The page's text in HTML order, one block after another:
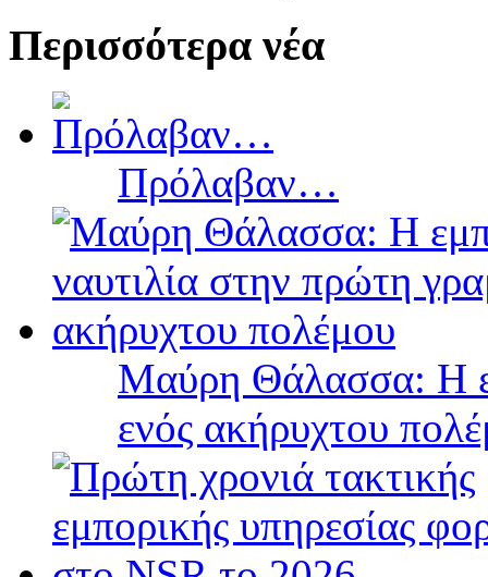
Περισσότερα νέα
Πρόλαβαν…
Μαύρη Θάλασσα: Η
ενός ακήρυχτου